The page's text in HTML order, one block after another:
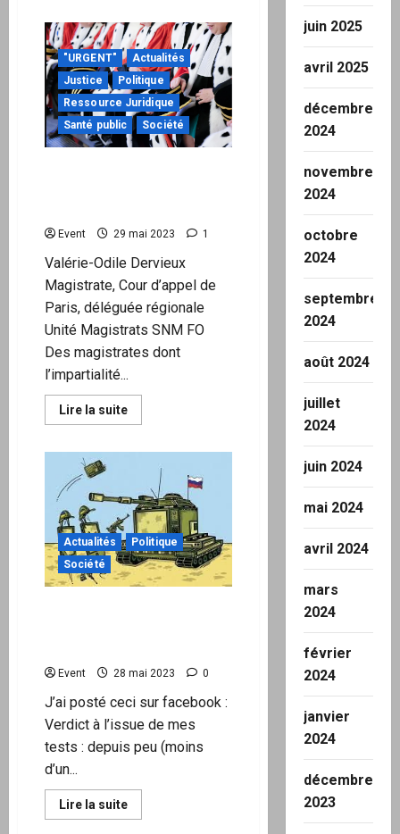
Selon
le
Dr
David
E.
Martin,
le
SARS-
CoV-
2
produit
d’une
longue
recherche
"URGENT"
Actualités
Justice
Politique
Ressource Juridique
Santé public
Société
Event 29 mai 2023 1
Valérie-Odile Dervieux
Magistrate, Cour d’appel de
Paris, déléguée régionale
Unité Magistrats SNM FO
Des magistrates dont
l’impartialité...
Lire la suiteEn
savoir
mauvais
qui
soufflent
sur
la
magistrature
Actualités
Politique
Société
Event 28 mai 2023 0
J’ai posté ceci sur facebook :
Verdict à l’issue de mes
tests : depuis peu (moins
d’un...
Lire la suiteEn
savoir
juin 2025
avril 2025
décembre
2024
novembre
2024
octobre
2024
septembre
2024
août 2024
juillet
2024
juin 2024
mai 2024
avril 2024
mars
2024
février
2024
janvier
2024
décembre
2023